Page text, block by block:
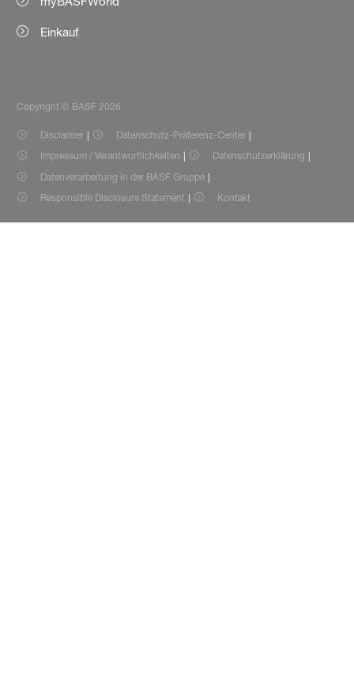
Einkauf
Copyright © BASF 2026
Disclaimer
Datenschutz-Präferenz-Center
Impressum / Verantwortlichkeiten
Datenschutzerklärung
Datenverarbeitung in der BASF Gruppe
Responsible Disclosure Statement
Kontakt